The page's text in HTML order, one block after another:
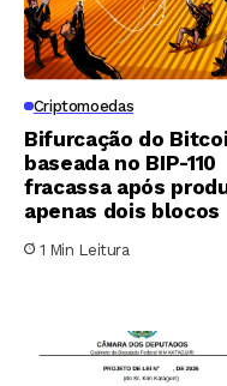
Criptomoedas
Bifurcação do
baseada no BIP-110
fracassa após
apenas dois blocos
1 Min Leitura